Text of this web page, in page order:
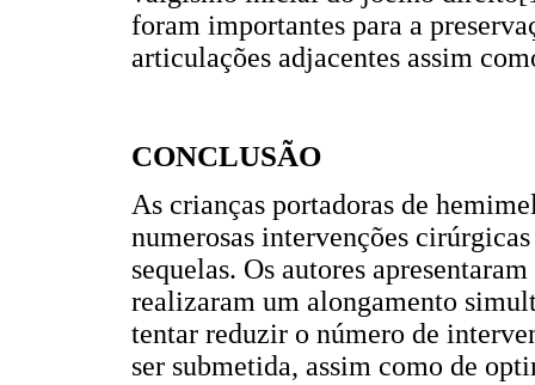
foram importantes para a
articulações adjacentes assim
CONCLUSÃO
As crianças portadoras de
numerosas intervenções
sequelas. Os autores
realizaram um alongamento
tentar reduzir o número de
ser submetida, assim como de